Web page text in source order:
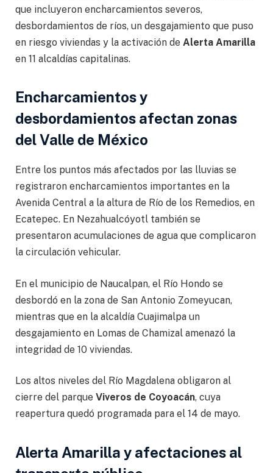
que incluyeron encharcamientos severos,
desbordamientos de ríos, un desgajamiento que puso
en riesgo viviendas y la activación de Alerta Amarilla
en 11 alcaldías capitalinas.
Encharcamientos y
desbordamientos afectan zonas
del Valle de México
Entre los puntos más afectados por las lluvias se
registraron encharcamientos importantes en la
Avenida Central a la altura de Río de los Remedios, en
Ecatepec. En Nezahualcóyotl también se
presentaron acumulaciones de agua que complicaron
la circulación vehicular.
En el municipio de Naucalpan, el Río Hondo se
desbordó en la zona de San Antonio Zomeyucan,
mientras que en la alcaldía Cuajimalpa un
desgajamiento en Lomas de Chamizal amenazó la
integridad de 10 viviendas.
Los altos niveles del Río Magdalena obligaron al
cierre del parque Viveros de Coyoacán, cuya
reapertura quedó programada para el 14 de mayo.
Alerta Amarilla y afectaciones al